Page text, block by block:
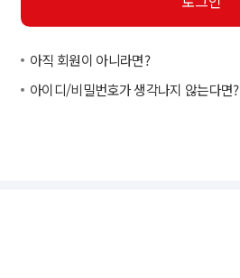
아직 회원이 아니라면?
아이디/비밀번호가 생각나지 않는다면?